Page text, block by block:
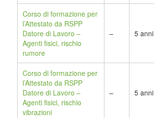
Corso di formazione per
l’Attestato da RSPP
Datore di Lavoro –
Agenti fisici, rischio
rumore
– 5 anni
Corso di formazione per
l’Attestato da RSPP
Datore di Lavoro –
Agenti fisici, rischio
vibrazioni
– 5 anni